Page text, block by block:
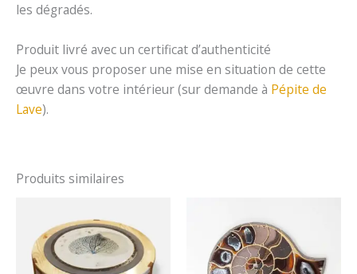
les dégradés.
Produit livré avec un certificat d’authenticité
Je peux vous proposer une mise en situation de cette
œuvre dans votre intérieur (sur demande à Pépite de
Lave).
Produits similaires